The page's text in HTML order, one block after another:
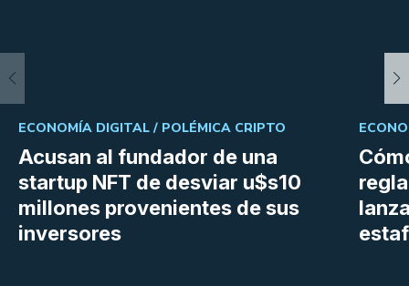
Acusan al fundador de una
startup NFT de desviar u$s10
millones provenientes de sus
inversores
ECONOMÍA DIGITAL / POLÉMICA CRIPTO